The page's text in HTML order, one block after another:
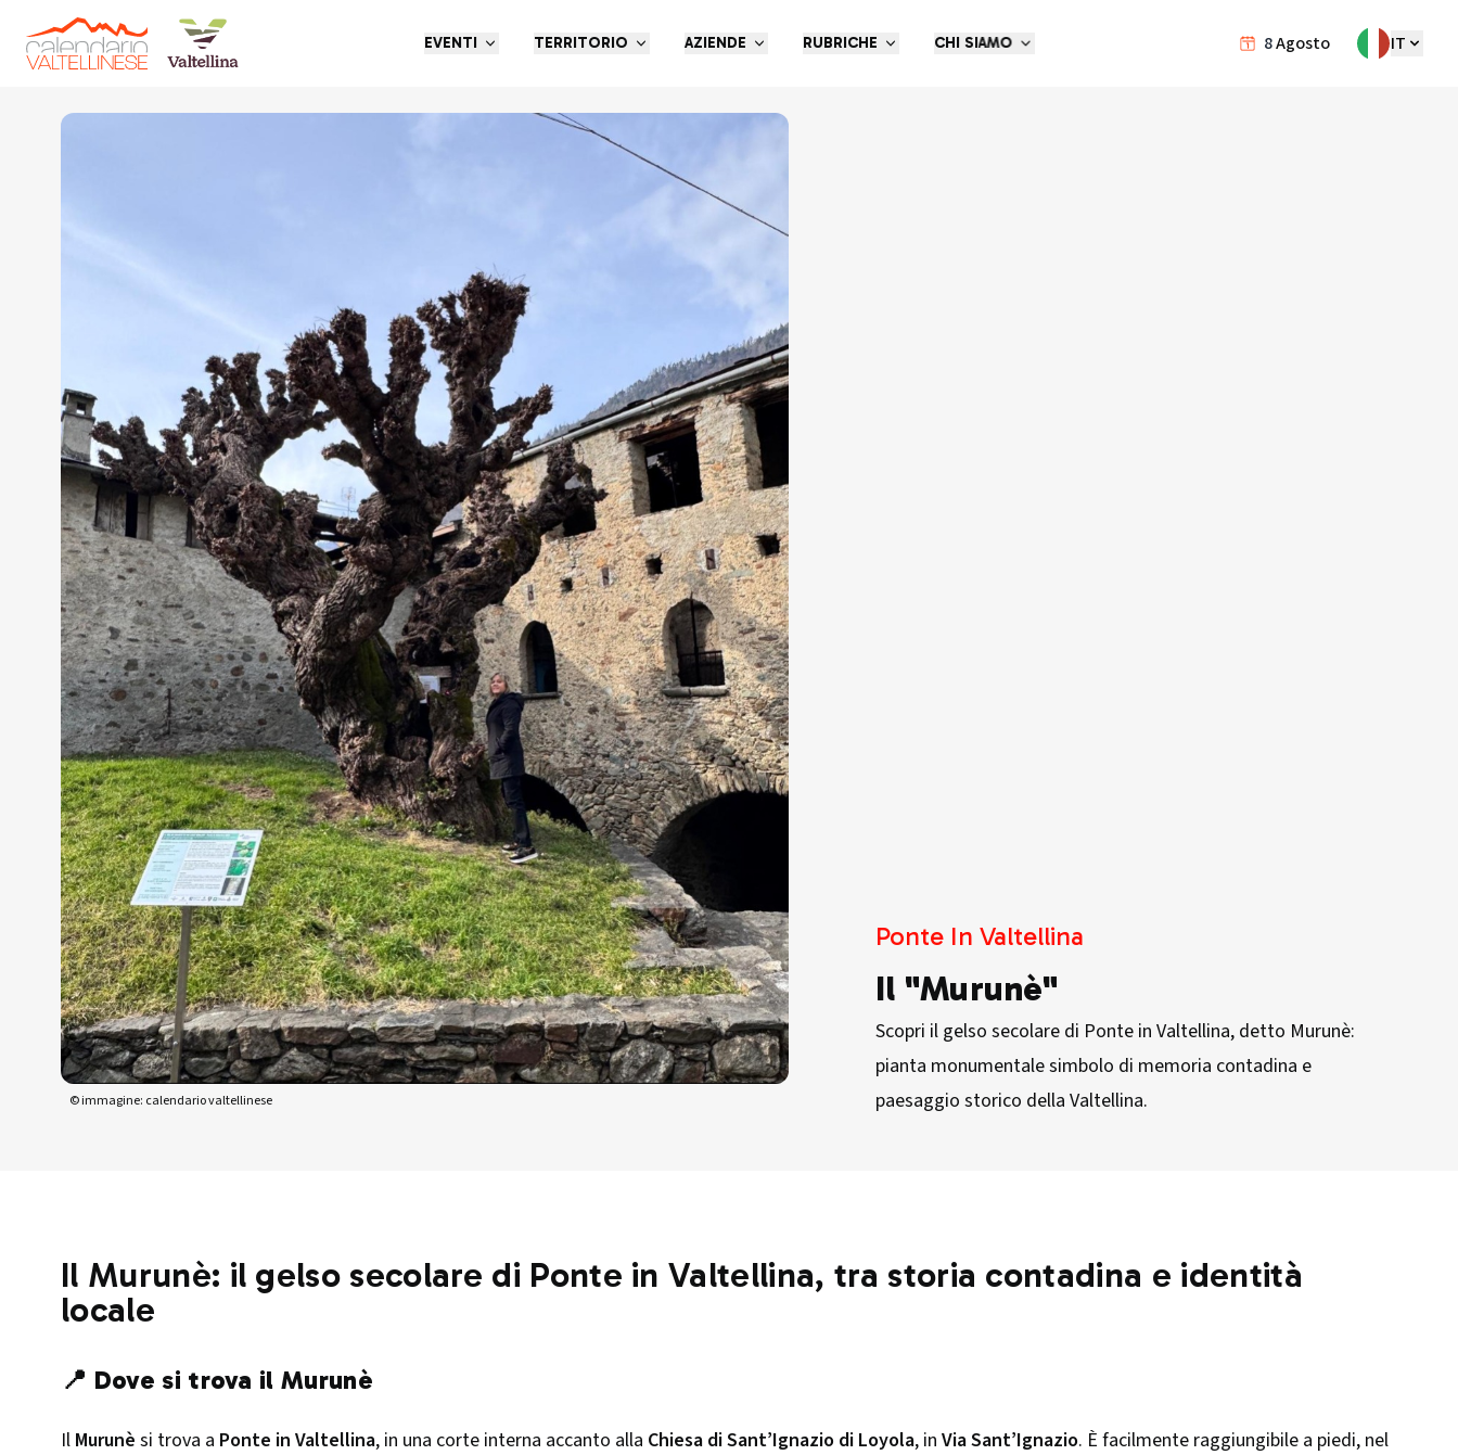
8Agosto IT
EVENTI TERRITORIO AZIENDE RUBRICHE CHI SIAMO
Torna indietro
© immagine: calendario valtellinese
Ponte In Valtellina
Il "Murunè"
Scopri il gelso secolare di Ponte in Valtellina, detto Murunè:
pianta monumentale simbolo di memoria contadina e
paesaggio storico della Valtellina.
Il Murunè: il gelso secolare di Ponte in Valtellina, tra storia contadina e identità
locale
📍 Dove si trova il Murunè
Il Murunè si trova a Ponte in Valtellina, in una corte interna accanto alla Chiesa di Sant’Ignazio di Loyola, in Via Sant’Ignazio. È facilmente raggiungibile a piedi, nel